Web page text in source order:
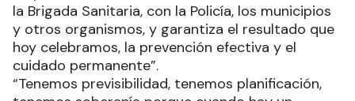
la Brigada Sanitaria, con la Policía, los municipios
y otros organismos, y garantiza el resultado que
hoy celebramos, la prevención efectiva y el
cuidado permanente”.
“Tenemos previsibilidad, tenemos planificación,